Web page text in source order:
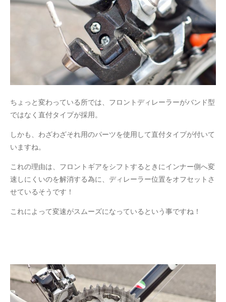
ちょっと変わっている所では、フロントディレーラーがバンド型
ではなく直付タイプが採用。
しかも、わざわざそれ用のパーツを使用して直付タイプが付いて
いますね。
これの理由は、フロントギアをシフトするときにインナー側へ変
速しにくいのを解消する為に、ディレーラー位置をオフセットさ
せているそうです！
これによって変速がスムーズになっているという事ですね！